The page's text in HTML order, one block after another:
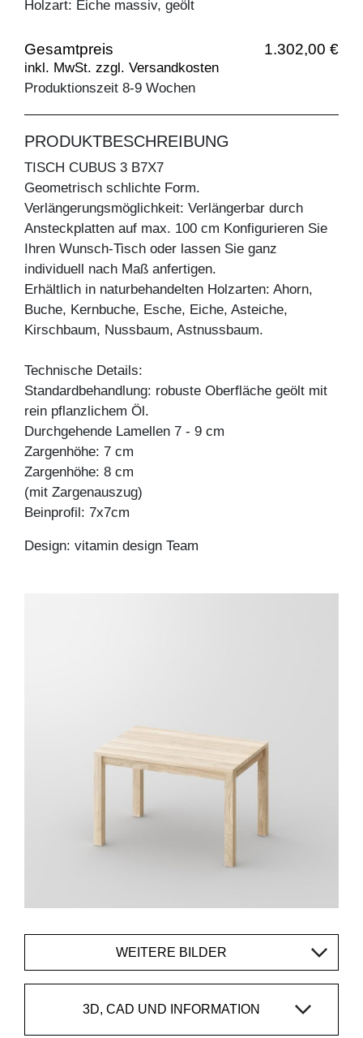
Holzart: Eiche massiv, geölt
Gesamtpreis 1.302,00 €
inkl. MwSt. zzgl. Versandkosten
Produktionszeit 8-9 Wochen
PRODUKTBESCHREIBUNG
TISCH CUBUS 3 B7X7
Geometrisch schlichte Form.
Verlängerungsmöglichkeit: Verlängerbar durch
Ansteckplatten auf max. 100 cm Konfigurieren Sie
Ihren Wunsch-Tisch oder lassen Sie ganz
individuell nach Maß anfertigen.
Erhältlich in naturbehandelten Holzarten: Ahorn,
Buche, Kernbuche, Esche, Eiche, Asteiche,
Kirschbaum, Nussbaum, Astnussbaum.
Technische Details:
Standardbehandlung: robuste Oberfläche geölt mit
rein pflanzlichem Öl.
Durchgehende Lamellen 7 - 9 cm
Zargenhöhe: 7 cm
Zargenhöhe: 8 cm
(mit Zargenauszug)
Beinprofil: 7x7cm
Design: vitamin design Team
WEITERE BILDER
3D, CAD UND INFORMATION